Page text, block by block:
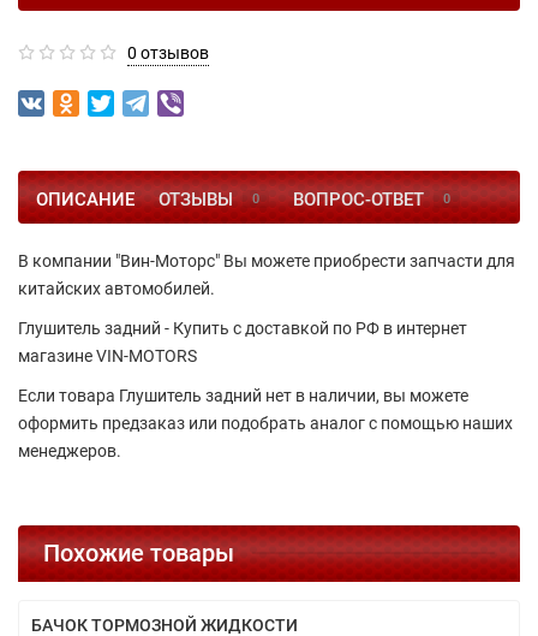
0 отзывов
ОПИСАНИЕ ОТЗЫВЫ 0 ВОПРОС-ОТВЕТ 0
В компании "Вин-Моторс" Вы можете приобрести запчасти для
китайских автомобилей.
Глушитель задний - Купить с доставкой по РФ в интернет
магазине VIN-MOTORS
Если товара Глушитель задний нет в наличии, вы можете
оформить предзаказ или подобрать аналог с помощью наших
менеджеров.
Похожие товары
БАЧОК ТОРМОЗНОЙ ЖИДКОСТИ